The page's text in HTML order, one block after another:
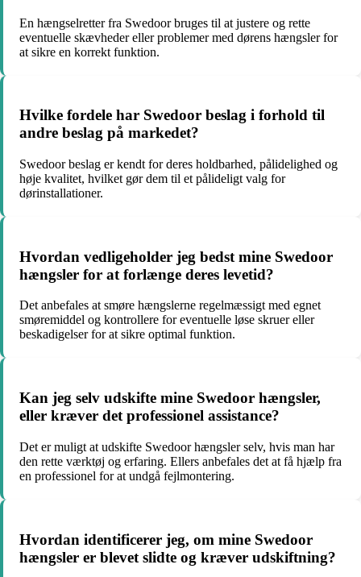
En hængselretter fra Swedoor bruges til at justere og rette
eventuelle skævheder eller problemer med dørens hængsler for
at sikre en korrekt funktion.
Hvilke fordele har Swedoor beslag i forhold til
andre beslag på markedet?
Swedoor beslag er kendt for deres holdbarhed, pålidelighed og
høje kvalitet, hvilket gør dem til et pålideligt valg for
dørinstallationer.
Hvordan vedligeholder jeg bedst mine Swedoor
hængsler for at forlænge deres levetid?
Det anbefales at smøre hængslerne regelmæssigt med egnet
smøremiddel og kontrollere for eventuelle løse skruer eller
beskadigelser for at sikre optimal funktion.
Kan jeg selv udskifte mine Swedoor hængsler,
eller kræver det professionel assistance?
Det er muligt at udskifte Swedoor hængsler selv, hvis man har
den rette værktøj og erfaring. Ellers anbefales det at få hjælp fra
en professionel for at undgå fejlmontering.
Hvordan identificerer jeg, om mine Swedoor
hængsler er blevet slidte og kræver udskiftning?